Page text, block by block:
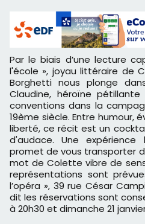
Par le biais d’une lecture captivante de « Claudine à
l'école », joyau littéraire de
Borghetti nous plonge
Claudine, héroïne
conventions dans la
19ème siècle. Entre humour,
liberté, ce récit est un
d'audace. Une
promet de vous transporter
mot de Colette vibre de
représentations sont
l’opéra », 39 rue César
dit les réservations sont
à 20h30 et dimanche 21